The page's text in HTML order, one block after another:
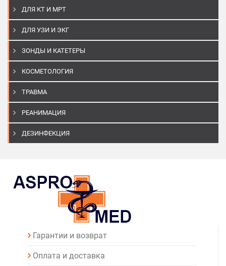
ДЛЯ КТ И МРТ
ДЛЯ УЗИ И ЭКГ
ЗОНДЫ И КАТЕТЕРЫ
КОСМЕТОЛОГИЯ
ТРАВМА
РЕАНИМАЦИЯ
ДЕЗИНФЕКЦИЯ
Гарантии и возврат
Оплата и доставка